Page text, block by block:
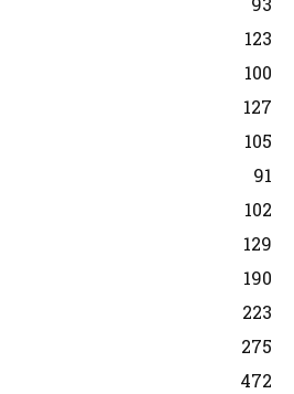
123
100
127
105
91
102
129
190
223
275
472